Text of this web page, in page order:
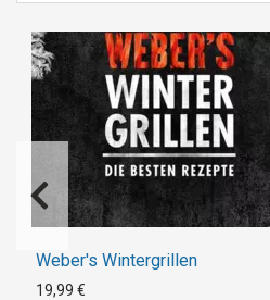
Weber's Wintergrillen
19,99 €